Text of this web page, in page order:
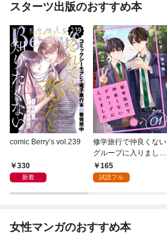
スターツ出版のおすすめ本
comic Berry’s vol.239
330
新着
修学旅行で仲良くない
グループに入りました
【単話版】1巻
165
試読フル
女性マンガのおすすめ本